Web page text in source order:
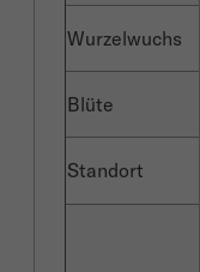
Wurzelwuchs
Blüte
Standort